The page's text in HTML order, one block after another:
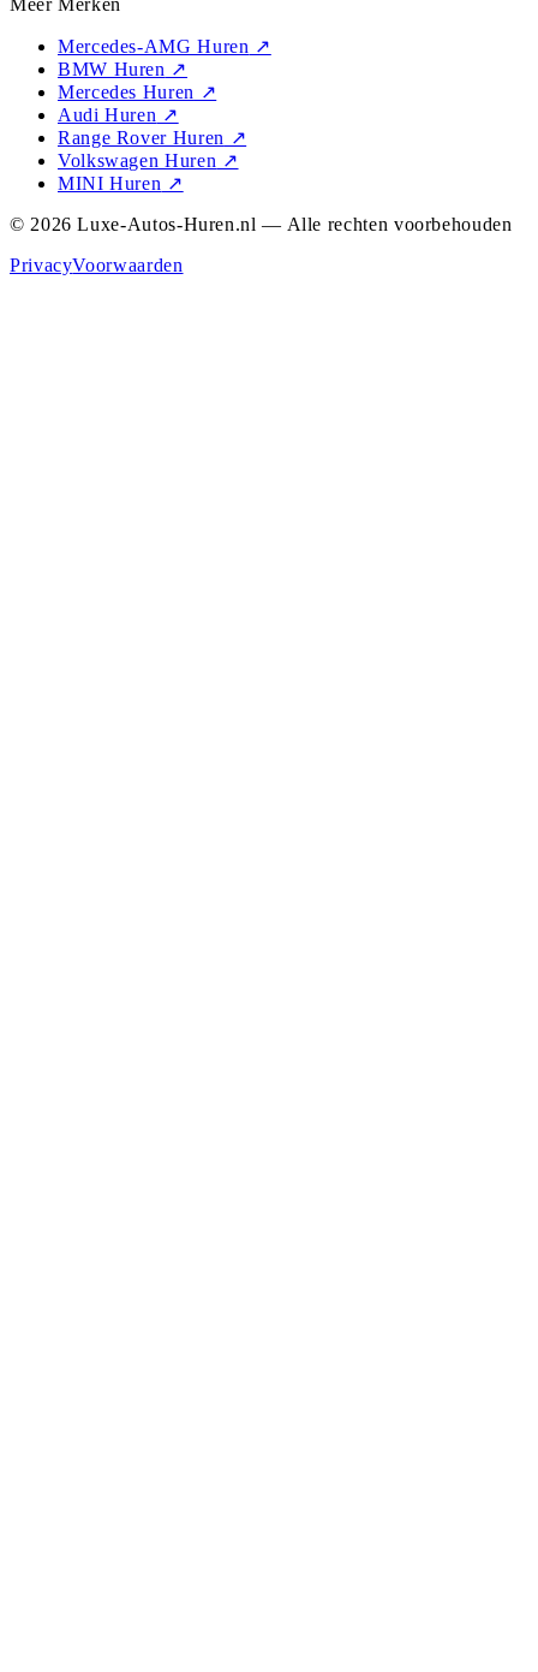
Meer Merken
Mercedes-AMG Huren ↗
BMW Huren ↗
Mercedes Huren ↗
Audi Huren ↗
Range Rover Huren ↗
Volkswagen Huren ↗
MINI Huren ↗
© 2026 Luxe-Autos-Huren.nl — Alle rechten voorbehouden
PrivacyVoorwaarden